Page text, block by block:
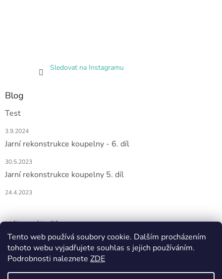
Tento web používá soubory cookie. Dalším procházením
tohoto webu vyjadřujete souhlas s jejich používáním.
Podrobnosti naleznete ZDE
Sledovat na Instagramu
Blog
Test
3.9.2024
Jarní rekonstrukce koupelny - 6. díl
30.5.2023
Jarní rekonstrukce koupelny 5. díl
24.4.2023
Nákupní košík
0KS /0 KČ